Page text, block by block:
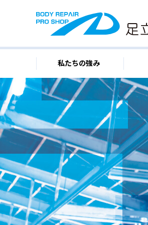
私たちの強み